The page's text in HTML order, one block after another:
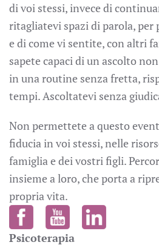
di voi stessi, invece di
ritagliatevi spazi di parola, per
e di come vi sentite, con altri
sapete capaci di un ascolto
in una routine senza fretta,
tempi. Ascoltatevi senza
Non permettete a questo
fiducia in voi stessi, nelle
famiglia e dei vostri figli.
insieme a loro, che porta a
propria vita.
Psicoterapia